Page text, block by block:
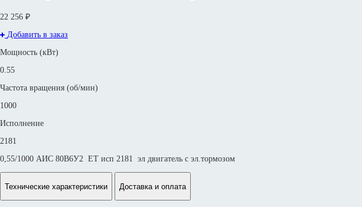
22 256 ₽
Добавить в заказ
Мощность (кВт)
0.55
Частота вращения (об/мин)
1000
Исполнение
2181
0,55/1000 АИС 80В6У2 ET исп 2181 эл двигатель с эл.тормозом
Технические характеристики Доставка и оплата